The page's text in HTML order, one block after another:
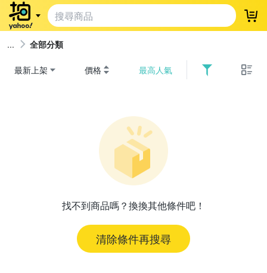
登
全部分類
最新上架 價格 最高人氣
找不到商品嗎？換換其他條件吧！
清除條件再搜尋